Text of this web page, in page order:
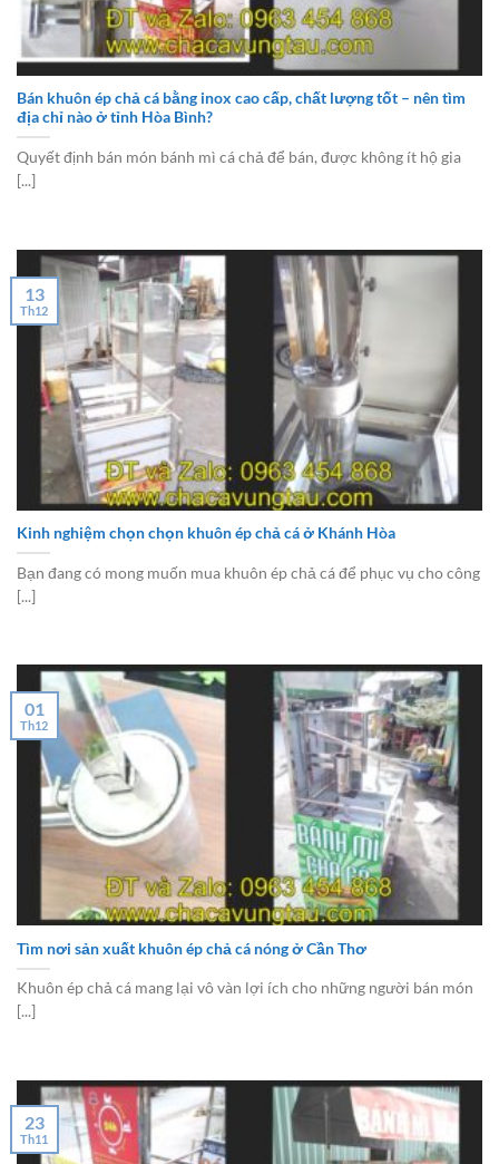
Bán khuôn ép chả cá bằng inox cao cấp, chất lượng tốt – nên tìm
địa chỉ nào ở tỉnh Hòa Bình?
Quyết định bán món bánh mì cá chả để bán, được không ít hộ gia
[...]
Kinh nghiệm chọn chọn khuôn ép chả cá ở Khánh Hòa
Bạn đang có mong muốn mua khuôn ép chả cá để phục vụ cho công
[...]
13
Th12
Tìm nơi sản xuất khuôn ép chả cá nóng ở Cần Thơ
Khuôn ép chả cá mang lại vô vàn lợi ích cho những người bán món
[...]
01
Th12
23
Th11